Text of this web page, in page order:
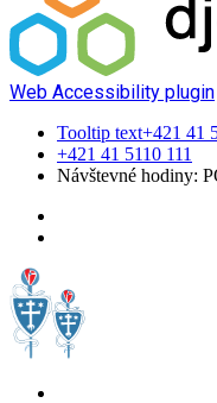
Web Accessibility plugin
Tooltip text+421 41
+421 41 5110 111
Návštevné hodiny: